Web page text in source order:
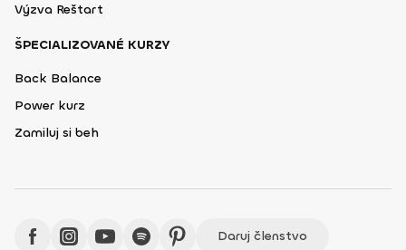
Výzva Reštart
ŠPECIALIZOVANÉ KURZY
Back Balance
Power kurz
Zamiluj si beh
Daruj členstvo